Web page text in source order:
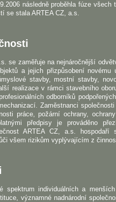
následně proběhla fúze všech
se stala ARTEA CZ, a.s.
se zaměřuje na nejnáročnější
a jejich přizpůsobení novému
stavby, mostní stavby,
realizace v rámci stavebního
odborníků
Zaměstnanci společnosti
práce, požární ochrany,
předpisy je prováděno
ARTEA CZ, a.s. hospodaří
všem rizikům vyplývajícím z
spektrum individuálních a
významné nadnárodní